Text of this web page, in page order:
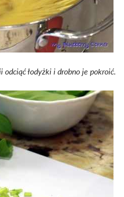
odciąć łodyżki i drobno je pokroić.